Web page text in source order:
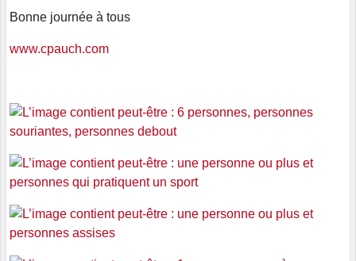
Bonne journée à tous
www.cpauch.com